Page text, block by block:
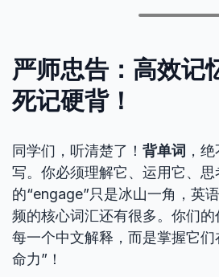
严师忠告： 高效记
死记硬背！
同学们，听清楚了！ 背单词 ，
写。你必须理解它、运用它、思
的“engage”只是冰山一角，英
频的核心词汇还有很多。你们
每一个中文解释，而是掌握它们
命力”！